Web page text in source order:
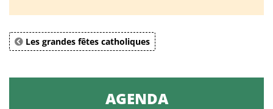
Les grandes fêtes catholiques
AGENDA